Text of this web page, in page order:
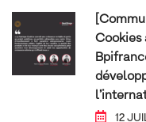
Cookies
12